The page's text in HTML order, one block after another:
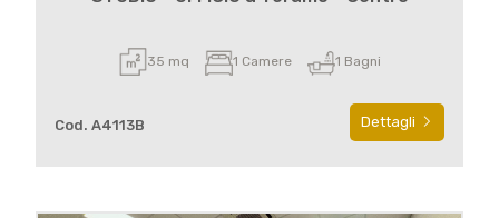
35 mq 1 Camere 1 Bagni
Cod. A4113B Dettagli